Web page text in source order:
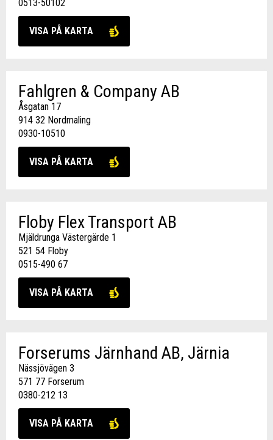
0513-50102
VISA PÅ KARTA
Fahlgren & Company AB
Åsgatan 17
914 32 Nordmaling
0930-10510
VISA PÅ KARTA
Floby Flex Transport AB
Mjäldrunga Västergärde 1
521 54 Floby
0515-490 67
VISA PÅ KARTA
Forserums Järnhand AB, Järnia
Nässjövägen 3
571 77 Forserum
0380-212 13
VISA PÅ KARTA